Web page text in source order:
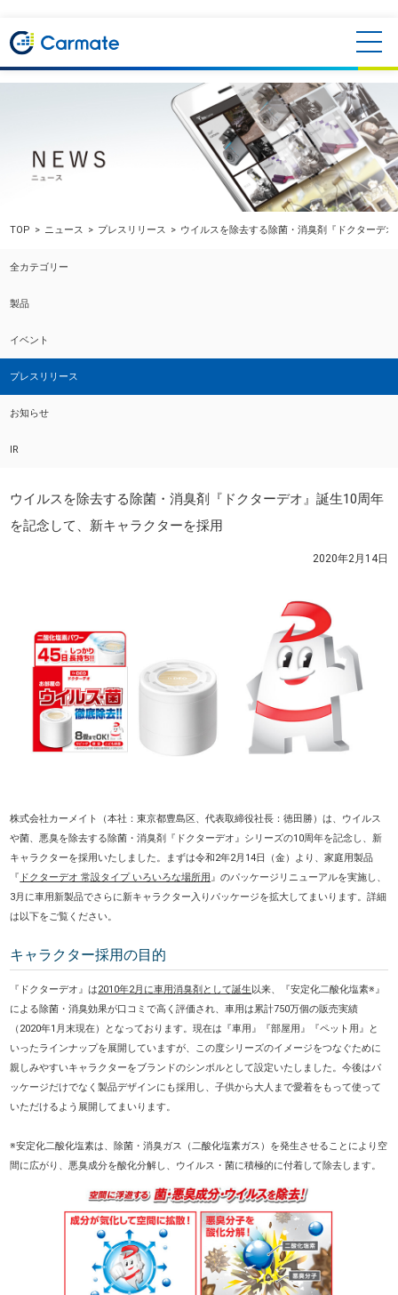
TOP ニュース プレスリリース ウイルスを除去する除菌・消臭剤『ドクターデ
全カテゴリー
製品
イベント
プレスリリース
お知らせ
IR
ウイルスを除去する除菌・消臭剤『ドクターデオ』誕生10周年
を記念して、新キャラクターを採用
2020年2月14日
株式会社カーメイト（本社：東京都豊島区、代表取締役社長：徳田勝）は、ウイルス
や菌、悪臭を除去する除菌・消臭剤『ドクターデオ』シリーズの10周年を記念し、新
キャラクターを採用いたしました。まずは令和2年2月14日（金）より、家庭用製品
『 ドクターデオ 常設タイプ いろいろな場所用 』のパッケージリニューアルを実施し、
3月に車用新製品でさらに新キャラクター入りパッケージを拡大してまいります。詳細
は以下をご覧ください。
キャラクター採用の目的
『ドクターデオ』は2010年2月に車用消臭剤として誕生以来、『安定化二酸化塩素※』
による除菌・消臭効果が口コミで高く評価され、車用は累計750万個の販売実績
（2020年1月末現在）となっております。現在は『車用』『部屋用』『ペット用』と
いったラインナップを展開していますが、この度シリーズのイメージをつなぐために
親しみやすいキャラクターをブランドのシンボルとして設定いたしました。今後はパ
ッケージだけでなく製品デザインにも採用し、子供から大人まで愛着をもって使って
いただけるよう展開してまいります。
※安定化二酸化塩素は、除菌・消臭ガス（二酸化塩素ガス）を発生させることにより空
間に広がり、悪臭成分を酸化分解し、ウイルス・菌に積極的に付着して除去します。